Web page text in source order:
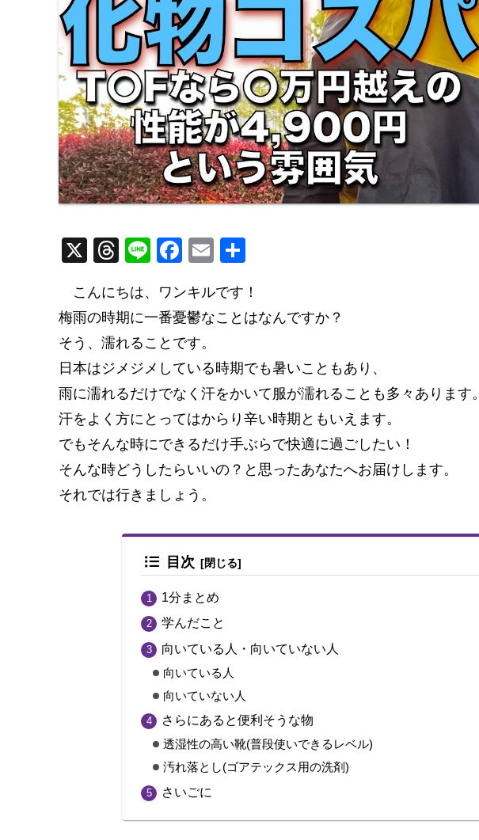
X
T
e
a
d
s
Li
e
F
c
e
b
o
o
k
E
ail
こんにちは、ワンキルです！
梅雨の時期に一番憂鬱なことはなんですか？
そう、濡れることです。
日本はジメジメしている時期でも暑いこともあり、
雨に濡れるだけでなく汗をかいて服が濡れることも多々あります。
汗をよく方にとってはからり辛い時期ともいえます。
でもそんな時にできるだけ手ぶらで快適に過ごしたい！
そんな時どうしたらいいの？と思ったあなたへお届けします。
それでは行きましょう。
目次
1分まとめ
学んだこと
向いている人・向いていない人
向いている人
向いていない人
さらにあると便利そうな物
透湿性の高い靴(普段使いできるレベル)
汚れ落とし(ゴアテックス用の洗剤)
さいごに